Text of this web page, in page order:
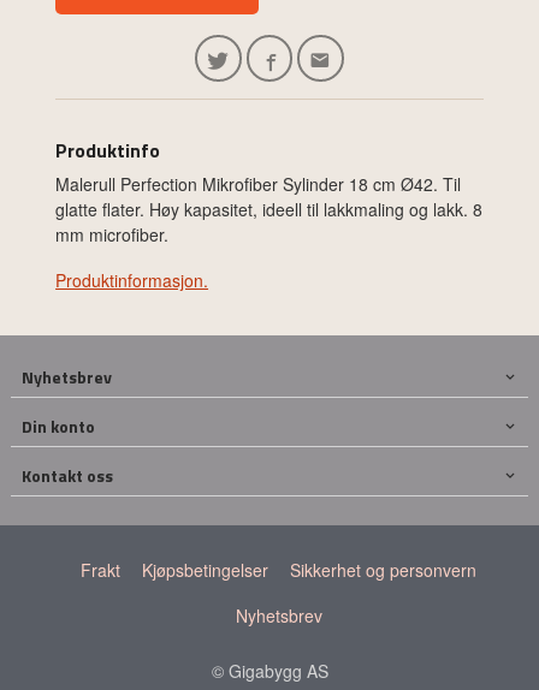
Produktinfo
Malerull Perfection Mikrofiber Sylinder 18 cm Ø42. Til
glatte flater. Høy kapasitet, ideell til lakkmaling og lakk. 8
mm microfiber.
Produktinformasjon.
Nyhetsbrev
Din konto
Kontakt oss
Frakt Kjøpsbetingelser
Sikkerhet og personvern
Nyhetsbrev
© Gigabygg AS